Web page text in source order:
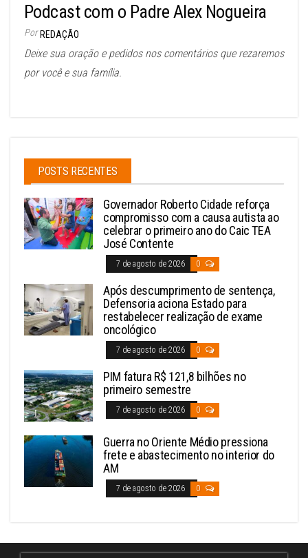
Podcast com o Padre Alex Nogueira
Por REDAÇÃO
Deixe sua oração e pedidos nos comentários que rezaremos
por você e sua família.
POSTS RECENTES
Governador Roberto Cidade reforça
compromisso com a causa autista ao
celebrar o primeiro ano do Caic TEA
José Contente
7 de agosto de 2026 0
Após descumprimento de sentença,
Defensoria aciona Estado para
restabelecer realização de exame
oncológico
7 de agosto de 2026 0
PIM fatura R$ 121,8 bilhões no
primeiro semestre
7 de agosto de 2026 0
Guerra no Oriente Médio pressiona
frete e abastecimento no interior do
AM
7 de agosto de 2026 0